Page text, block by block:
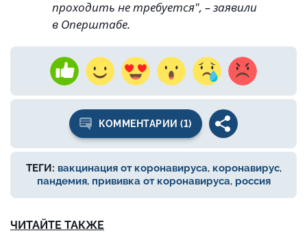
проходить не требуется", – заявили
в Оперштабе.
КОММЕНТАРИИ (1)
ТЕГИ: вакцинация от коронавируса, коронавирус,
пандемия, прививка от коронавируса, россия
ЧИТАЙТЕ ТАКЖЕ